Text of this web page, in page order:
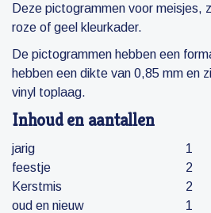
Deze pictogrammen voor meisjes,
roze of geel kleurkader.
De pictogrammen hebben een
hebben een dikte van 0,85 mm en
vinyl toplaag.
Inhoud en aantallen
jarig
1
feestje
2
Kerstmis
2
oud en nieuw
1